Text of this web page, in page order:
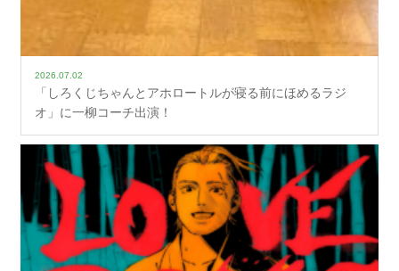
2026.07.02
「しろくじちゃんとアホロートルが寝る前にほめるラジ
オ」に一柳コーチ出演！